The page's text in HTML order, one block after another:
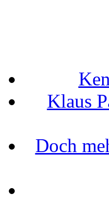
Klaus
Doch